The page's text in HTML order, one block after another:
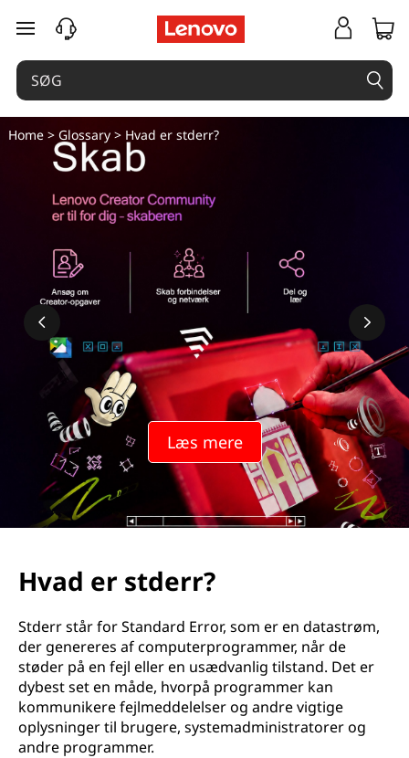
spring til hovedindhold
Læs mere
Home> Glossary> Hvad er stderr?
Hvad er stderr?
Stderr står for Standard Error, som er en datastrøm,
der genereres af computerprogrammer, når de
støder på en fejl eller en usædvanlig tilstand. Det er
dybest set en måde, hvorpå programmer kan
kommunikere fejlmeddelelser og andre vigtige
oplysninger til brugere, systemadministratorer og
andre programmer.